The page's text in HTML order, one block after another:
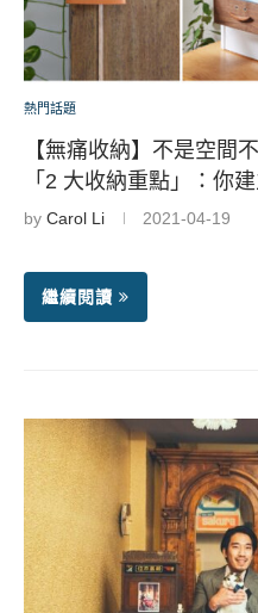
熱門話題
【無痛收納】不是空間
「2 大收納重點」：你
by Carol Li 2021-04-19
繼續閱讀